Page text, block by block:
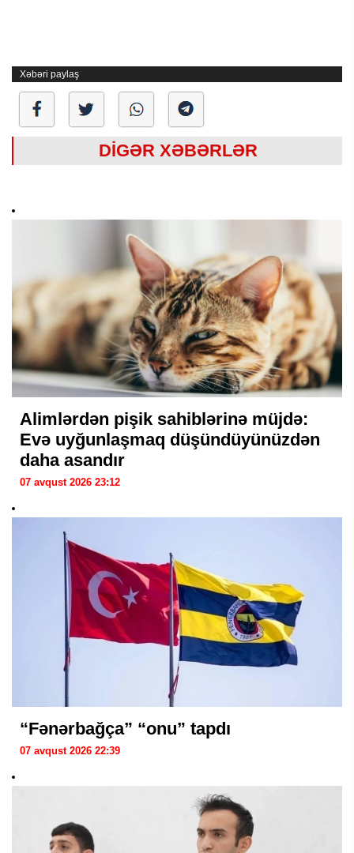
Xəbəri paylaş
DİGƏR XƏBƏRLƏR
Alimlərdən pişik sahiblərinə müjdə:
Evə uyğunlaşmaq düşündüyünüzdən
daha asandır
07 avqust 2026 23:12
“Fənərbağça” “onu” tapdı
07 avqust 2026 22:39